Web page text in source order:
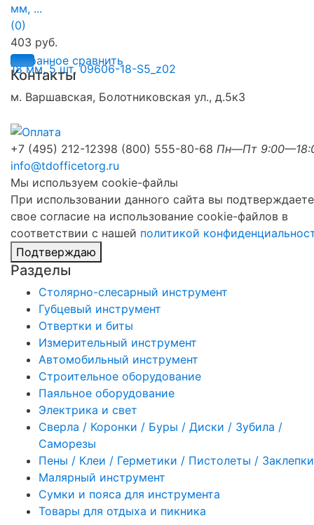
избранное сравнить
мм, ...
(0)
403 руб.
Контакты
м. Варшавская, Болотниковская ул., д.5к3
+7 (495) 212-12398 (800) 555-80-68 Пн—Пт
info@tdofficetorg.ru
Мы используем cookie-файлы
При использовании данного сайта вы подтверждаете
свое согласие на использование cookie-файлов в
соответствии с нашей политикой
Подтверждаю
Разделы
Столярно-слесарный инструмент
Губцевый инструмент
Отвертки и биты
Измерительный инструмент
Автомобильный инструмент
Строительное оборудование
Паяльное оборудование
Электрика и свет
Сверла / Коронки / Буры / Диски / Зубила /
Саморезы
Пены / Клеи / Герметики / Пистолеты / Заклепки
Малярный инструмент
Сумки и пояса для инструмента
Товары для отдыха и пикника